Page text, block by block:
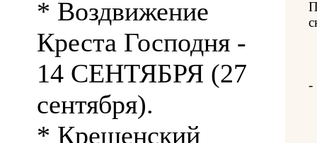
* Воздвижение
Креста Господня -
14 СЕНТЯБРЯ (27
сентября).
* Крещенский
-